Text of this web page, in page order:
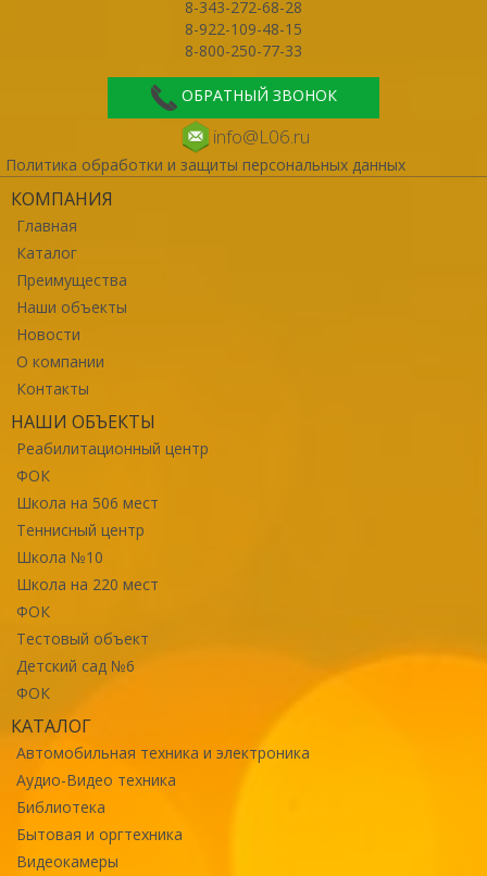
8-343-272-68-28
8-922-109-48-15
8-800-250-77-33
ОБРАТНЫЙ ЗВОНОК
info@L06.ru
Политика обработки и защиты персональных данных
КОМПАНИЯ
Главная
Каталог
Преимущества
Наши объекты
Новости
О компании
Контакты
НАШИ ОБЪЕКТЫ
Реабилитационный центр
ФОК
Школа на 506 мест
Теннисный центр
Школа №10
Школа на 220 мест
ФОК
Тестовый объект
Детский сад №6
ФОК
КАТАЛОГ
Автомобильная техника и электроника
Аудио-Видео техника
Библиотека
Бытовая и оргтехника
Видеокамеры